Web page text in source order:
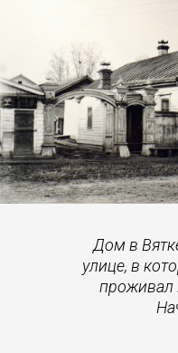
Дом в
улице, в
проживал